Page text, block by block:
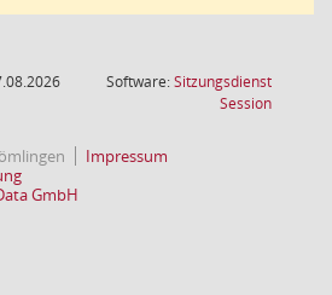
Software:Sitzungsdienst
Session(Wird in
Impressum
GmbH